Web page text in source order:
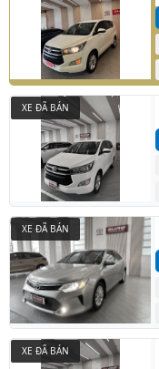
XE ĐÃ BÁN
XE ĐÃ BÁN
XE ĐÃ BÁN